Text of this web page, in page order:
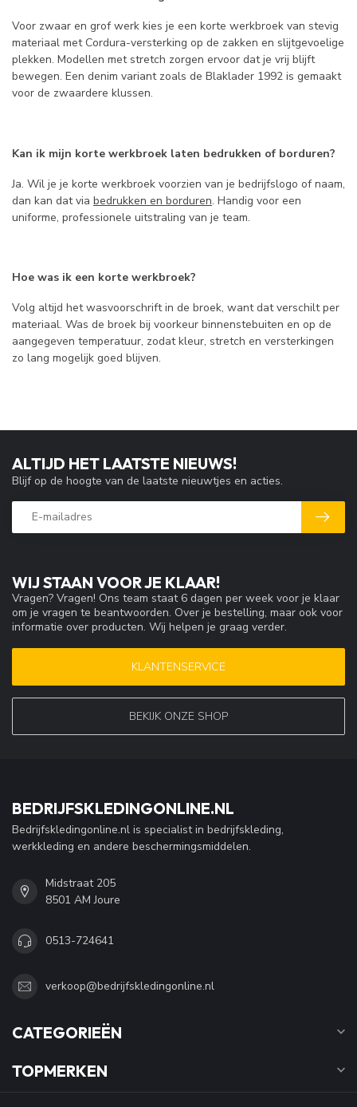
Voor zwaar en grof werk kies je een korte werkbroek van stevig
materiaal met Cordura-versterking op de zakken en slijtgevoelige
plekken. Modellen met stretch zorgen ervoor dat je vrij blijft
bewegen. Een denim variant zoals de Blaklader 1992 is gemaakt
voor de zwaardere klussen.
Kan ik mijn korte werkbroek laten bedrukken of borduren?
Ja. Wil je je korte werkbroek voorzien van je bedrijfslogo of naam,
dan kan dat via bedrukken en borduren. Handig voor een
uniforme, professionele uitstraling van je team.
Hoe was ik een korte werkbroek?
Volg altijd het wasvoorschrift in de broek, want dat verschilt per
materiaal. Was de broek bij voorkeur binnenstebuiten en op de
aangegeven temperatuur, zodat kleur, stretch en versterkingen
zo lang mogelijk goed blijven.
WIJ STAAN VOOR JE KLAAR!
Vragen? Vragen! Ons team staat 6 dagen per week voor je klaar
om je vragen te beantwoorden. Over je bestelling, maar ook voor
informatie over producten. Wij helpen je graag verder.
KLANTENSERVICE
BEKIJK ONZE SHOP
ALTIJD HET LAATSTE NIEUWS!
Blijf op de hoogte van de laatste nieuwtjes en acties.
BEDRIJFSKLEDINGONLINE.NL
Bedrijfskledingonline.nl is specialist in bedrijfskleding,
werkkleding en andere beschermingsmiddelen.
Midstraat 205
8501 AM Joure
0513-724641
verkoop@bedrijfskledingonline.nl
CATEGORIEËN
TOPMERKEN